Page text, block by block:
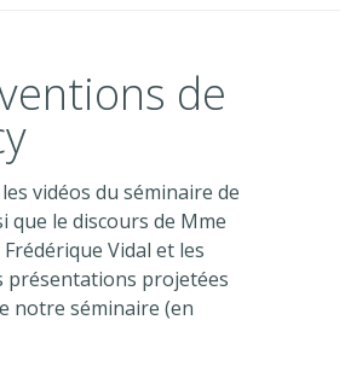
de
vidéos du séminaire de
que le discours de Mme
Vidal et les
présentations projetées
notre séminaire (en